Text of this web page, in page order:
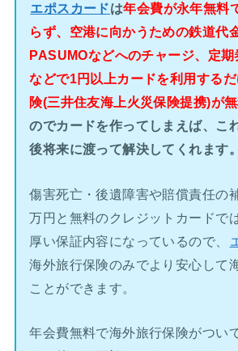
エポスカードは年会費が永年無料
らず、空港に向かうための鉄道代
PASUMOなどへのチャージ、定期
などで1円以上カードを利用する
険(三井住友海上火災保険提携)が
のでカードを作ってしまえば、こ
後将来に渡って解決してくれます。
傷害死亡・後遺障害や賠償責任の
万円と無料のクレジットカードで
厚い保証内容になっているので、
海外旅行保険のみでより安心して
ことができます。
年会費無料で海外旅行保険がつい